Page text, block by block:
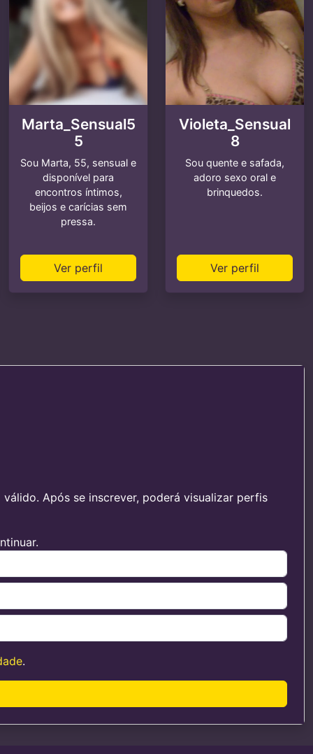
Marta_Sensual5
5
Sou Marta, 55, sensual e
disponível para
encontros íntimos,
beijos e carícias sem
pressa.
Ver perfil
Violeta_Sensual
8
Sou quente e safada,
adoro sexo oral e
brinquedos.
Ver perfil
Após se inscrever, poderá visualizar perfis
.